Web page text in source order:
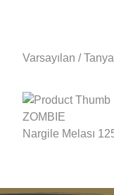
Varsayılan /
ZOMBIE
Nargile Melası